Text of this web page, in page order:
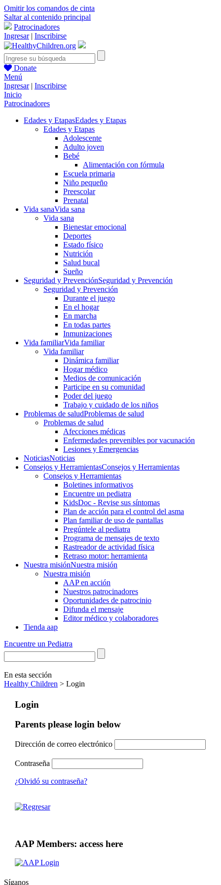
Omitir los comandos de cinta
Saltar al contenido principal
Patrocinadores
Ingresar| Inscribirse
Donate
Menú
Ingresar| Inscribirse
Inicio
Patrocinadores
Edades y EtapasEdades y Etapas
Edades y Etapas
Adolescente
Adulto joven
Bebé
Alimentación con fórmula
Escuela primaria
Niño pequeño
Preescolar
Prenatal
Vida sanaVida sana
Vida sana
Bienestar emocional
Deportes
Estado físico
Nutrición
Salud bucal
Sueño
Seguridad y PrevenciónSeguridad y Prevención
Seguridad y Prevención
Durante el juego
En el hogar
En marcha
En todas partes
Inmunizaciones
Vida familiarVida familiar
Vida familiar
Dinámica familiar
Hogar médico
Medios de comunicación
Participe en su comunidad
Poder del juego
Trabajo y cuidado de los niños
Problemas de saludProblemas de salud
Problemas de salud
Afecciones médicas
Enfermedades prevenibles por vacunación
Lesiones y Emergencias
NoticiasNoticias
Consejos y HerramientasConsejos y Herramientas
Consejos y Herramientas
Boletines informativos
Encuentre un pediatra
KidsDoc - Revise sus síntomas
Plan de acción para el control del asma
Plan familiar de uso de pantallas
Pregúntele al pediatra
Programa de mensajes de texto
Rastre​​ador de activida​d física
Retraso motor: herramienta
Nuestra misiónNuestra misión
Nuestra misión
AAP en acción
Nuestros patrocinadores
Oportunidades de patrocinio
Difunda el mensaje
Editor médico y colaboradores
Tienda aap
Encuentre un Pediatra
En esta sección
Healthy Children > Login
Login
Parents please login below
Dirección de correo electrónico
Contraseña
¿Olvidó su contraseña?
AAP Members: access here
Síganos